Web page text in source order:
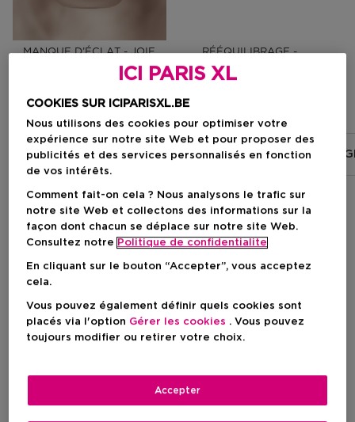
MANQUE D’ÉCLAT - JOIE
RÉÉQUILIBRAGE -
HARMONIE
NEURAÉ
RÉÉQUILIBRAGE - HARMONIE FERMETÉ -
Filtrer
14 Résultats
ICI PARIS XL
COOKIES SUR ICIPARISXL.BE
Nous utilisons des cookies pour optimiser votre
expérience sur notre site Web et pour proposer des
publicités et des services personnalisés en fonction
de vos intérêts.
Comment fait-on cela ? Nous analysons le trafic sur
notre site Web et collectons des informations sur la
façon dont chacun se déplace sur notre site Web.
Consultez notre Politique de confidentialite
En cliquant sur le bouton “Accepter”, vous acceptez
cela.
Vous pouvez également définir quels cookies sont
placés via l'option Gérer les cookies . Vous pouvez
toujours modifier ou retirer votre choix.
Accepter